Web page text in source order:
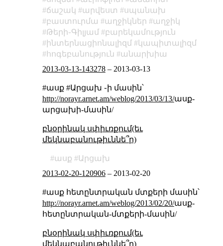
ճաշակ
արվեստ
սպանախ
բաստուրմա
աղջիկներ
աղջիկ
Թերի֊Գիլյամ
բարեկամություն
ինտերնացիոնալիզմ
կապիտալիզմ
հոգեբանություն
անարխիա
2013-03-13-143278– 2013-03-13
#ասք #Արցախ ֊ի մասին՝
http://norayr.arnet.am/weblog/2013/03/13/ասք-
արցախի-մասին/
բնօրինակ սփիւռքում(եւ
մեկնաբանութիւննե՞ր)
ասք
Արցախ
2013-02-20-120906– 2013-02-20
#ասք հետընտրական մտքերի մասին՝
http://norayr.arnet.am/weblog/2013/02/20/ասք-
հետընտրական-մտքերի-մասին/
բնօրինակ սփիւռքում(եւ
մեկնաբանութիւննե՞ր)